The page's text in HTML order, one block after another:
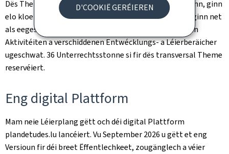
D'COOKIË GERÉIEREN
Dës Thematiken, déi schonn am Unterrecht präsent sinn, ginn
elo kloer definéiert a méi systematesch behandelt. Si ginn net
als eegestännegt Fach geléiert, mee ginn am Kader vun
Aktivitéiten a verschiddenen Entwécklungs- a Léierberäicher
ugeschwat. 36 Unterrechtsstonne si fir dës transversal Theme
reservéiert.
Eng digital Plattform
Mam neie Léierplang gëtt och déi digital Plattform
plandetudes.lu lancéiert. Vu September 2026 u gëtt et eng
Versioun fir déi breet Ëffentlechkeet, zougänglech a véier